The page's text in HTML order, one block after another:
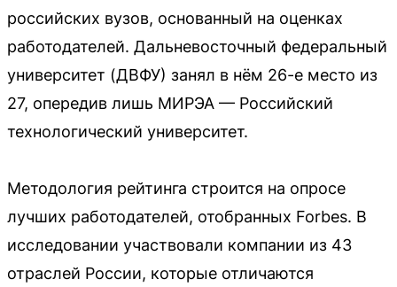
российских вузов, основанный на оценках
работодателей. Дальневосточный федеральный
университет (ДВФУ) занял в нём 26-е место из
27, опередив лишь МИРЭА — Российский
технологический университет.
Методология рейтинга строится на опросе
лучших работодателей, отобранных Forbes. В
исследовании участвовали компании из 43
отраслей России, которые отличаются